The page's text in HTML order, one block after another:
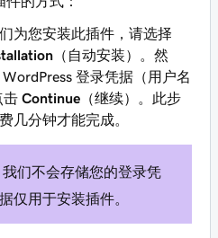
为您安装此插件，请选择
（自动安装）。然
登录凭据（用户名
击 Continue （继续）。此步
几分钟才能完成。
我们不会存储您的登录凭
仅用于安装插件。